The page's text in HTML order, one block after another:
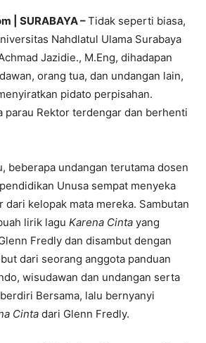
| SURABAYA –Tidak seperti biasa,
Nahdlatul Ulama Surabaya
Jazidie., M.Eng, dihadapan
orang tua, dan undangan lain,
pidato perpisahan.
parau Rektor terdengar dan berhenti
beberapa undangan terutama dosen
Unusa sempat menyeka
dari kelopak mata mereka. Sambutan
lirik lagu Karena Cinta yang
Fredly dan disambut dengan
dari seorang anggota panduan
wisudawan dan undangan serta
Bersama, lalu bernyanyi
Cinta dari Glenn Fredly.